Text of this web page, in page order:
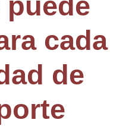
cada
de